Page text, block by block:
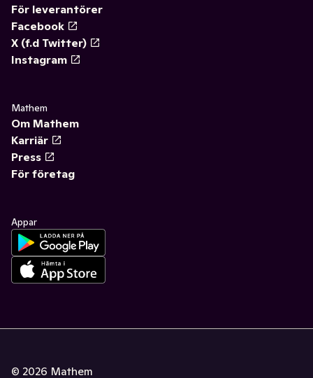
För leverantörer
Facebook
X (f.d Twitter)
Instagram
Mathem
Om Mathem
Karriär
Press
För företag
Appar
© 2026 Mathem